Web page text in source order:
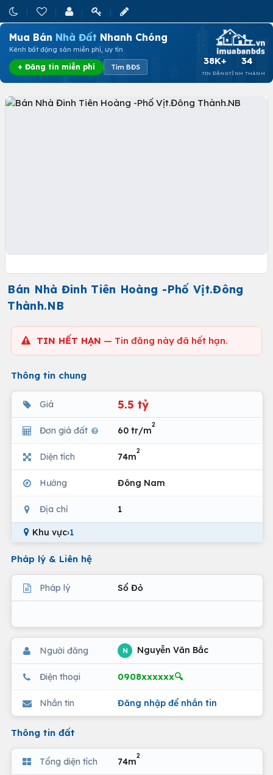
Mua Bán Nhà Đất Nhanh Chóng
Kênh bất động sản miễn phí, uy tín
+ Đăng tin miễn phí Tìm BĐS
38K+
TIN ĐĂNG
34
TỈNH THÀNH
Bán Nhà Đinh Tiên Hoàng -Phố Vịt.Đông
Thành.NB
TIN HẾT HẠN — Tin đăng này đã hết hạn.
Thông tin chung
Giá 5.5 tỷ
Đơn giá đất 60 tr/m
2
Diện tích 74m
2
Hướng Đông Nam
Địa chỉ 1
Khu vực›1
Pháp lý & Liên hệ
Pháp lý Sổ Đỏ
Người đăng N Nguyễn Văn Bắc
Điện thoại 0908xxxxxx🔍
Nhắn tin Đăng nhập để nhắn tin
Thông tin đất
Tổng diện tích 74m
2